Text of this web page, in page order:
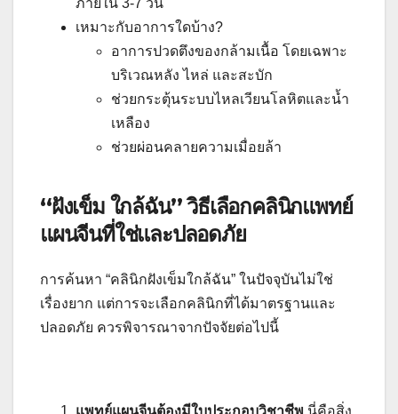
เหมาะกับอาการใดบ้าง?
อาการปวดตึงของกล้ามเนื้อ โดยเฉพาะ
บริเวณหลัง ไหล่ และสะบัก
ช่วยกระตุ้นระบบไหลเวียนโลหิตและน้ำ
เหลือง
ช่วยผ่อนคลายความเมื่อยล้า
“ฝังเข็ม ใกล้ฉัน” วิธีเลือกคลินิกแพทย์
แผนจีนที่ใช่และปลอดภัย
การค้นหา “คลินิกฝังเข็มใกล้ฉัน” ในปัจจุบันไม่ใช่
เรื่องยาก แต่การจะเลือกคลินิกที่ได้มาตรฐานและ
ปลอดภัย ควรพิจารณาจากปัจจัยต่อไปนี้